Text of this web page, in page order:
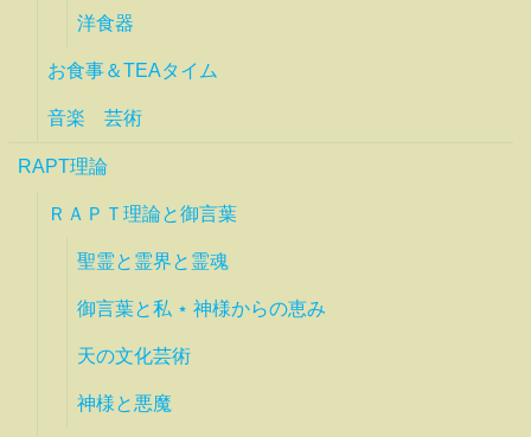
洋食器
お食事＆TEAタイム
音楽 芸術
RAPT理論
ＲＡＰＴ理論と御言葉
聖霊と霊界と霊魂
御言葉と私 ⋆ 神様からの恵み
天の文化芸術
神様と悪魔